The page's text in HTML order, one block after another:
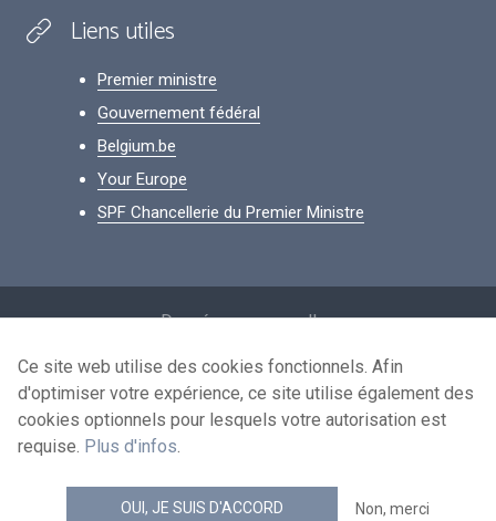
Liens utiles
Premier ministre
Gouvernement fédéral
Belgium.be
Your Europe
SPF Chancellerie du Premier Ministre
Données personnelles
Conditions de réutilisation
Contactez-nous
news.belgium flux RSS
Ce site web utilise des cookies fonctionnels. Afin
d'optimiser votre expérience, ce site utilise également des
cookies optionnels pour lesquels votre autorisation est
requise. Plus d'infos.
OUI, JE SUIS D'ACCORD Non, merci